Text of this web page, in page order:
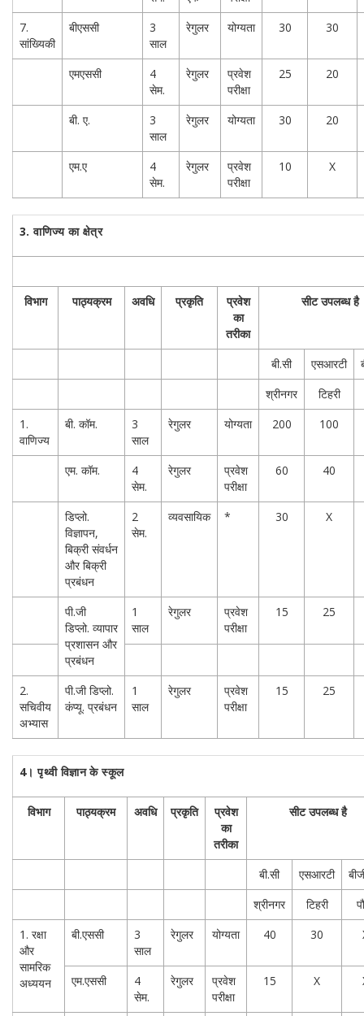
7.
सांख्यिकी
बीएससी
3
साल
रेगुलर योग्यता 30 30
एमएससी
4
सेम.
रेगुलर
प्रवेश
परीक्षा
25 20
बी. ए.
3
साल
रेगुलर योग्यता 30 20
एम.ए
4
सेम.
रेगुलर
प्रवेश
परीक्षा
10 X
3.वाणिज्य का क्षेत्र
विभाग पाठ्यक्रम अवधि प्रकृति
प्रवेश
का
तरीका
सीट उपलब्ध है
बी.सी एसआरटी
श्रीनगर
टिहरी
1.
वाणिज्य
बी. कॉम.
3
साल
रेगुलर योग्यता 200 100
एम. कॉम.
4
सेम.
रेगुलर
प्रवेश
परीक्षा
60 40
डिप्लो.
विज्ञापन,
बिक्री संवर्धन
और बिक्री
प्रबंधन
2
सेम.
व्यवसायिक * 30 X
पी.जी
डिप्लो. व्यापार
प्रशासन और
प्रबंधन
1
साल
रेगुलर
प्रवेश
परीक्षा
15 25
2.
सचिवीय
अभ्यास
पी.जी डिप्लो.
कंप्यू. प्रबंधन
1
साल
रेगुलर
प्रवेश
परीक्षा
15 25
4।पृथ्वी विज्ञान के स्कूल
विभाग पाठ्यक्रम अवधि प्रकृति
प्रवेश
का
तरीका
सीट उपलब्ध है
बी.सी एसआरटी
श्रीनगर
टिहरी
1. रक्षा
और
सामरिक
अध्ययन
बी.एससी
3
साल
रेगुलर योग्यता 40 30
एम.एससी
4
सेम.
रेगुलर
प्रवेश
परीक्षा
15 X